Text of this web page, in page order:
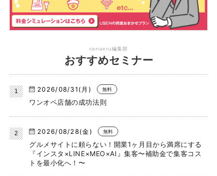
canaeru編集部
おすすめセミナー
2026/08/31(月) 無料
ワンオペ店舗の成功法則
2026/08/28(金) 無料
グルメサイトに頼らない！開業1ヶ月目から満席にする
『インスタ×LINE×MEO×AI』集客〜補助金で集客コス
トを最小化へ！〜